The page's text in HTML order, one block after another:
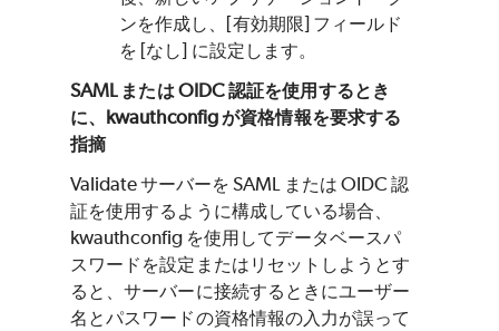
ンを作成し、[有効期限] フィールド
を [なし] に設定します。
SAML または OIDC 認証を使用するとき
に、kwauthconfig が資格情報を要求する
指摘
Validate サーバーを SAML または OIDC 認
証を使用するように構成している場合、
kwauthconfig を使用してデータベースパ
スワードを設定またはリセットしようとす
ると、サーバーに接続するときにユーザー
名とパスワードの資格情報の入力が誤って